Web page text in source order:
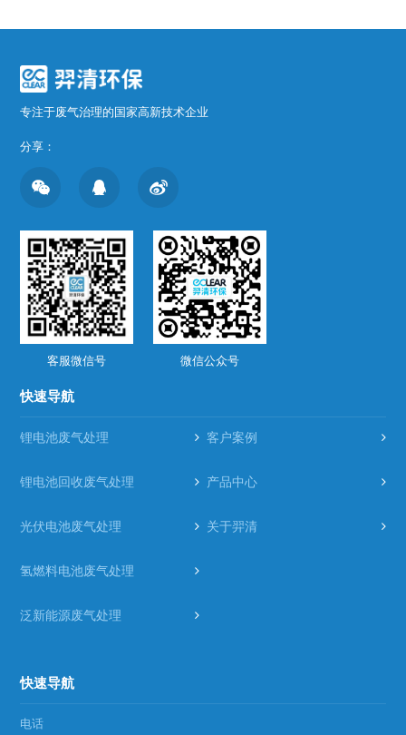
专注于废气治理的国家高新技术企业
分享：
客服微信号 微信公众号
快速导航
锂电池废气处理 客户案例
锂电池回收废气处理 产品中心
光伏电池废气处理 关于羿清
氢燃料电池废气处理
泛新能源废气处理
快速导航
电话